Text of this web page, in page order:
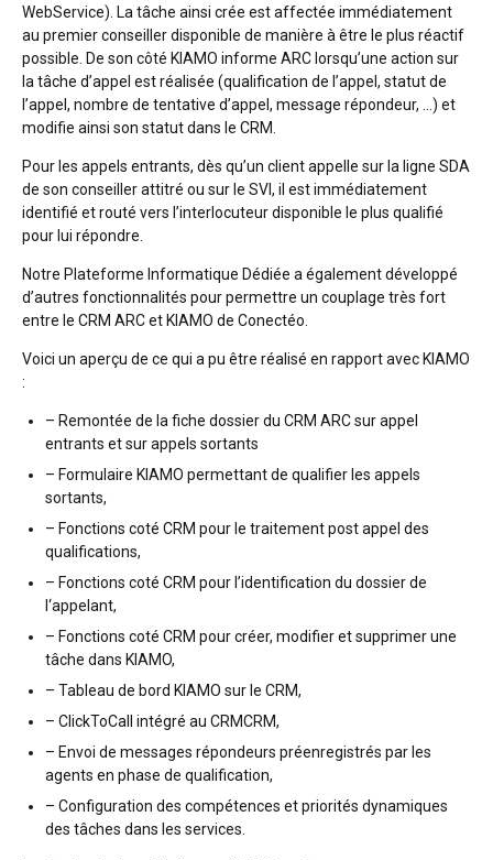
WebService). La tâche ainsi crée est affectée immédiatement
au premier conseiller disponible de manière à être le plus réactif
possible. De son côté KIAMO informe ARC lorsqu’une action sur
la tâche d’appel est réalisée (qualification de l’appel, statut de
l’appel, nombre de tentative d’appel, message répondeur, …) et
modifie ainsi son statut dans le CRM.
Pour les appels entrants, dès qu’un client appelle sur la ligne SDA
de son conseiller attitré ou sur le SVI, il est immédiatement
identifié et routé vers l’interlocuteur disponible le plus qualifié
pour lui répondre.
Notre Plateforme Informatique Dédiée a également développé
d’autres fonctionnalités pour permettre un couplage très fort
entre le CRM ARC et KIAMO de Conectéo.
Voici un aperçu de ce qui a pu être réalisé en rapport avec KIAMO
:
– Remontée de la fiche dossier du CRM ARC sur appel
entrants et sur appels sortants
– Formulaire KIAMO permettant de qualifier les appels
sortants,
– Fonctions coté CRM pour le traitement post appel des
qualifications,
– Fonctions coté CRM pour l’identification du dossier de
l‘appelant,
– Fonctions coté CRM pour créer, modifier et supprimer une
tâche dans KIAMO,
– Tableau de bord KIAMO sur le CRM,
– ClickToCall intégré au CRMCRM,
– Envoi de messages répondeurs préenregistrés par les
agents en phase de qualification,
– Configuration des compétences et priorités dynamiques
des tâches dans les services.